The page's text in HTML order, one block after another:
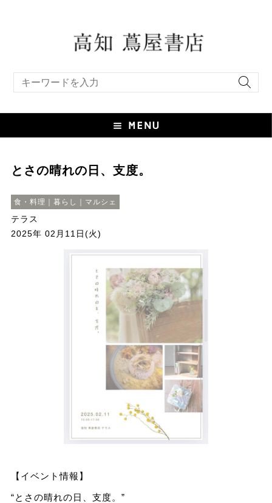
とさの晴れの日、支度。
食・料理｜暮らし｜マルシェ
テラス
2025年 02月11日(火)
【イベント情報】
“とさの晴れの日、支度。”